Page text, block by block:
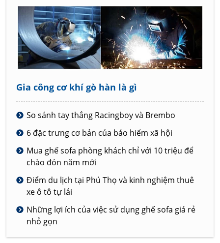
Gia công cơ khí gò hàn là gì
So sánh tay thắng Racingboy và Brembo
6 đặc trưng cơ bản của bảo hiểm xã hội
Mua ghế sofa phòng khách chỉ với 10 triệu để
chào đón năm mới
Điểm du lịch tại Phú Thọ và kinh nghiệm thuê
xe ô tô tự lái
Những lợi ích của việc sử dụng ghế sofa giá rẻ
nhỏ gọn